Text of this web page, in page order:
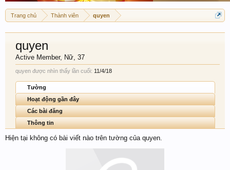
Trang chủ Thành viên quyen
quyen
Active Member, Nữ, 37
quyen được nhìn thấy lần cuối: 11/4/18
Tường
Hoạt động gần đây
Các bài đăng
Thông tin
Hiện tại không có bài viết nào trên tường của quyen.